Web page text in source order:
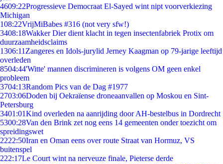
4609:22Progressieve Democraat El-Sayed wint nipt voorverkiezing
Michigan
108:22VrijMiBabes #316 (not very sfw!)
3408:18Wakker Dier dient klacht in tegen insectenfabriek Protix om
duurzaamheidsclaims
1306:11 Zangeres en Idols-jurylid Jerney Kaagman op 79-jarige leeftijd
overleden
8504:44'Witte' mannen discrimineren is volgens OM geen enkel
probleem
3704:13Random Pics van de Dag #1977
2703:06Doden bij Oekraïense droneaanvallen op Moskou en Sint-
Petersburg
3401:01Kind overleden na aanrijding door AH-bestelbus in Dordrecht
5300:28Van den Brink zet nog eens 14 gemeenten onder toezicht om
spreidingswet
2222:50Iran en Oman eens over route Straat van Hormuz, VS
buitenspel
222:17Le Court wint na nerveuze finale, Pieterse derde